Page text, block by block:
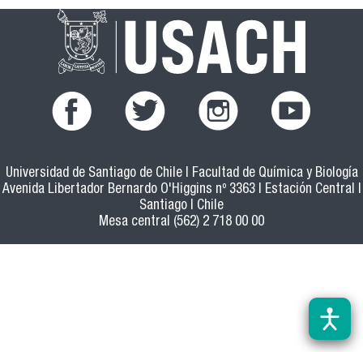
Universidad de Santiago de Chile | Facultad de Química y Biología
Avenida Libertador Bernardo O'Higgins nº 3363 | Estación Central |
Santiago | Chile
Mesa central (562) 2 718 00 00